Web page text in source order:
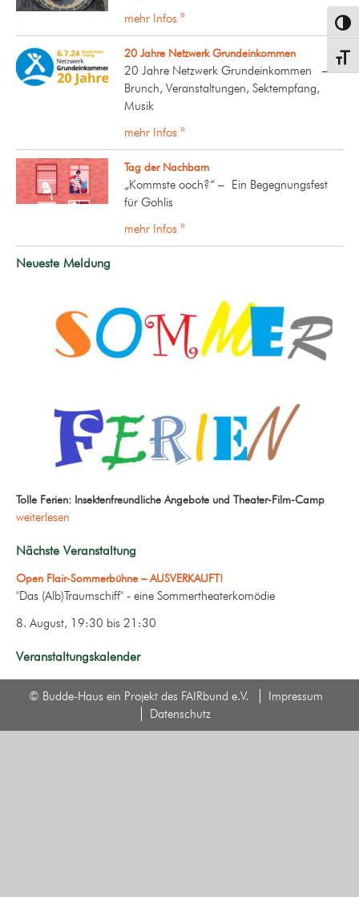
mehr Infos »
20 Jahre Netzwerk Grundeinkommen
20 Jahre Netzwerk Grundeinkommen –
Brunch, Veranstaltungen, Sektempfang,
Musik
mehr Infos »
Tag der Nachbarn
„Kommste ooch?“ – Ein Begegnungsfest
für Gohlis
mehr Infos »
Neueste Meldung
Tolle Ferien: Insektenfreundliche Angebote und Theater-Film-Camp
weiterlesen
Nächste Veranstaltung
Open Flair-Sommerbühne – AUSVERKAUFT!
"Das (Alb)Traumschiff" - eine Sommertheaterkomödie
8. August, 19:30 bis 21:30
Veranstaltungskalender
© Budde-Haus ein Projekt des FAIRbund e.V.
Impressum
Datenschutz